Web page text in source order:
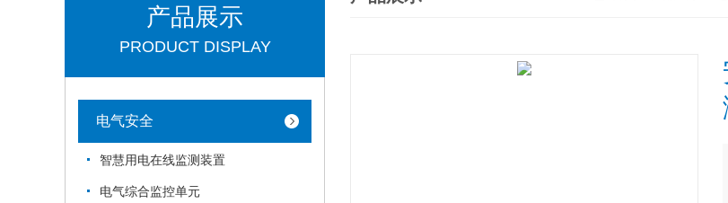
产品展示
PRODUCT DISPLAY
电气安全
智慧用电在线监测装置
电气综合监控单元